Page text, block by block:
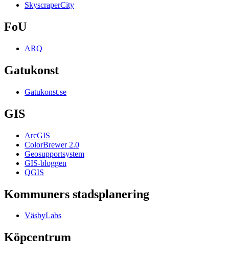
SkyscraperCity
FoU
ARQ
Gatukonst
Gatukonst.se
GIS
ArcGIS
ColorBrewer 2.0
Geosupportsystem
GIS-bloggen
QGIS
Kommuners stadsplanering
VäsbyLabs
Köpcentrum